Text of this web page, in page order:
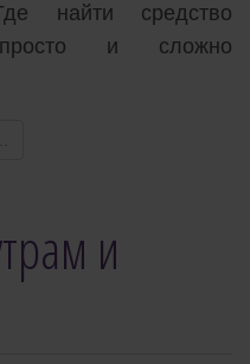
найти средство
и сложно
и